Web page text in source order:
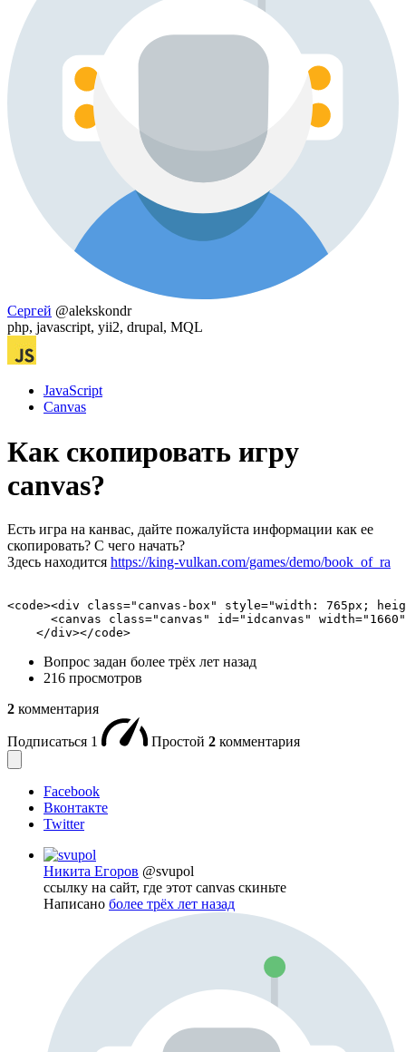
Сергей @alekskondr
php, javascript, yii2, drupal, MQL
JavaScript
Canvas
Как скопировать игру
canvas?
Есть игра на канвас, дайте пожалуйста информации как ее
скопировать? С чего начать?
Здесь находится https://king-vulkan.com/games/demo/book_of_ra
<code><div class="canvas-box" style="width: 765px;
<canvas class="canvas" id="idcanvas"
    </div></code>
Вопрос задан более трёх лет назад
216 просмотров
2 комментария
Подписаться 1 Простой 2 комментария
Facebook
Вконтакте
Twitter
Никита Егоров @svupol
ссылку на сайт, где этот canvas скиньте
Написано более трёх лет назад